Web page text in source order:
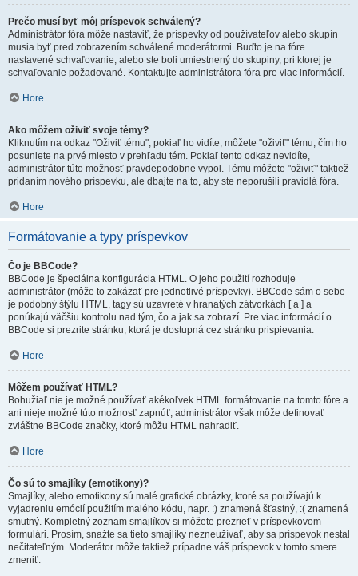
Prečo musí byť môj príspevok schválený?
Administrátor fóra môže nastaviť, že príspevky od používateľov alebo skupín
musia byť pred zobrazením schválené moderátormi. Buďto je na fóre
nastavené schvaľovanie, alebo ste boli umiestnený do skupiny, pri ktorej je
schvaľovanie požadované. Kontaktujte administrátora fóra pre viac informácií.
Hore
Ako môžem oživiť svoje témy?
Kliknutím na odkaz "Oživiť tému", pokiaľ ho vidíte, môžete "oživiť" tému, čím ho
posuniete na prvé miesto v prehľadu tém. Pokiaľ tento odkaz nevidíte,
administrátor túto možnosť pravdepodobne vypol. Tému môžete "oživiť" taktiež
pridaním nového príspevku, ale dbajte na to, aby ste neporušili pravidlá fóra.
Hore
Formátovanie a typy príspevkov
Čo je BBCode?
BBCode je špeciálna konfigurácia HTML. O jeho použití rozhoduje
administrátor (môže to zakázať pre jednotlivé príspevky). BBCode sám o sebe
je podobný štýlu HTML, tagy sú uzavreté v hranatých zátvorkách [ a ] a
ponúkajú väčšiu kontrolu nad tým, čo a jak sa zobrazí. Pre viac informácií o
BBCode si prezrite stránku, ktorá je dostupná cez stránku prispievania.
Hore
Môžem používať HTML?
Bohužiaľ nie je možné používať akékoľvek HTML formátovanie na tomto fóre a
ani nieje možné túto možnosť zapnúť, administrátor však môže definovať
zvláštne BBCode značky, ktoré môžu HTML nahradiť.
Hore
Čo sú to smajlíky (emotikony)?
Smajlíky, alebo emotikony sú malé grafické obrázky, ktoré sa používajú k
vyjadreniu emócií použitím malého kódu, napr. :) znamená šťastný, :( znamená
smutný. Kompletný zoznam smajlíkov si môžete prezrieť v príspevkovom
formulári. Prosím, snažte sa tieto smajlíky nezneužívať, aby sa príspevok nestal
nečitateľným. Moderátor môže taktiež prípadne váš príspevok v tomto smere
zmeniť.